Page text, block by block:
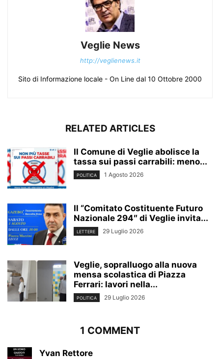
Veglie News
http://veglienews.it
Sito di Informazione locale - On Line dal 10 Ottobre 2000
RELATED ARTICLES
Il Comune di Veglie abolisce la
tassa sui passi carrabili: meno...
POLITICA 1 Agosto 2026
Il “Comitato Costituente Futuro
Nazionale 294″ di Veglie invita...
LETTERE 29 Luglio 2026
Veglie, sopralluogo alla nuova
mensa scolastica di Piazza
Ferrari: lavori nella...
POLITICA 29 Luglio 2026
1 COMMENT
Yvan Rettore